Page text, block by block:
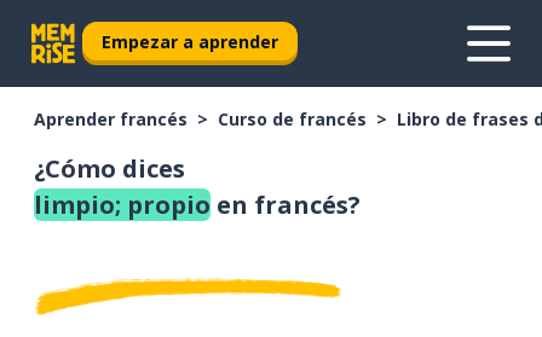
Empezar a aprender
Aprender francés Curso de francés Libro de frases
¿Cómo dices
limpio; propio en francés?